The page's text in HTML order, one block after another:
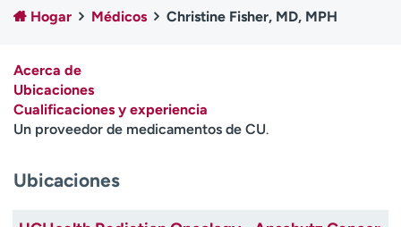
Atención a medios de
comunicación
Contáctenos Noticias e historias
y
Hogar Médicos Christine Fisher, MD, MPH
Acerca de
Ubicaciones
Cualificaciones y experiencia
Un proveedor de medicamentos de CU.
Ubicaciones